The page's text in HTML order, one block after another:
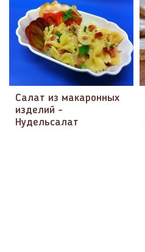
Салат из макаронных
изделий -
Нудельсалат